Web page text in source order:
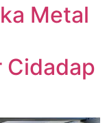
Metal
Cidadap